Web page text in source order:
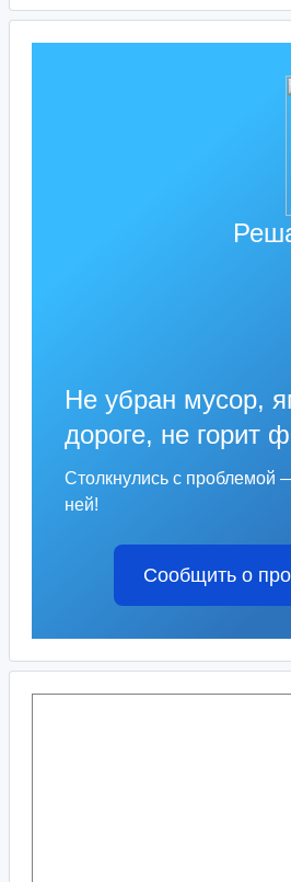
Не убран мусор,
дороге, не горит
Столкнулись с проблемой
ней!
Сообщить о